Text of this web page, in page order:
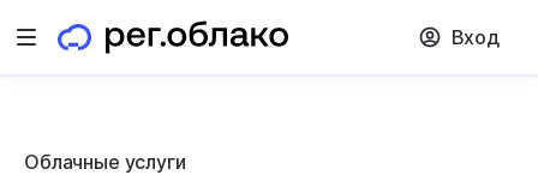
Вход
Облачные услуги